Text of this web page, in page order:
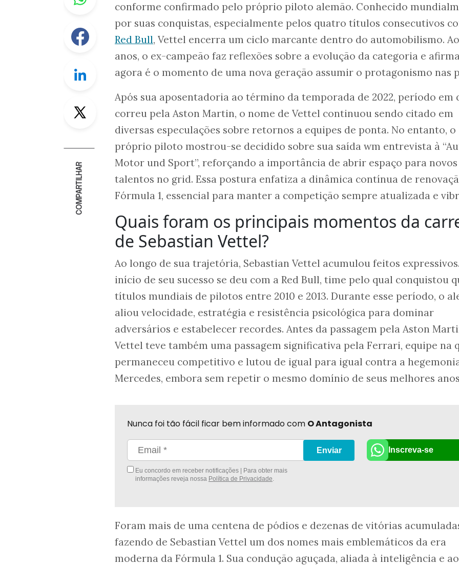
Facebook
Twitter
COMPARTILHAR
conforme confirmado pelo próprio piloto alemão. Conhecido
por suas conquistas, especialmente pelos quatro títulos consecutivos
Red Bull, Vettel encerra um ciclo marcante dentro do automobilismo.
anos, o ex-campeão faz reflexões sobre a evolução da categoria e
agora é o momento de uma nova geração assumir o protagonismo nas
Após sua aposentadoria ao término da temporada de 2022, período em
correu pela Aston Martin, o nome de Vettel continuou sendo citado em
diversas especulações sobre retornos a equipes de ponta. No entanto, o
próprio piloto mostrou-se decidido sobre sua saída wm entrevista à
Motor und Sport”, reforçando a importância de abrir espaço para novos
talentos no grid. Essa postura enfatiza a dinâmica contínua de
Fórmula 1, essencial para manter a competição sempre atualizada e
Quais foram os principais momentos da
de Sebastian Vettel?
Ao longo de sua trajetória, Sebastian Vettel acumulou feitos
início de seu sucesso se deu com a Red Bull, time pelo qual conquistou
títulos mundiais de pilotos entre 2010 e 2013. Durante esse período, o
aliou velocidade, estratégia e resistência psicológica para dominar
adversários e estabelecer recordes. Antes da passagem pela Aston
Vettel teve também uma passagem significativa pela Ferrari, equipe na
permaneceu competitivo e lutou de igual para igual contra a
Mercedes, embora sem repetir o mesmo domínio de seus melhores
Nunca foi tão fácil ficar bem informado com O Antagonista
Eu concordo em receber notificações | Para obter mais
informações reveja nossa Política de Privacidade.
Enviar Inscreva-se
Foram mais de uma centena de pódios e dezenas de vitórias
fazendo de Sebastian Vettel um dos nomes mais emblemáticos da era
moderna da Fórmula 1. Sua condução aguçada, aliada à inteligência e ao